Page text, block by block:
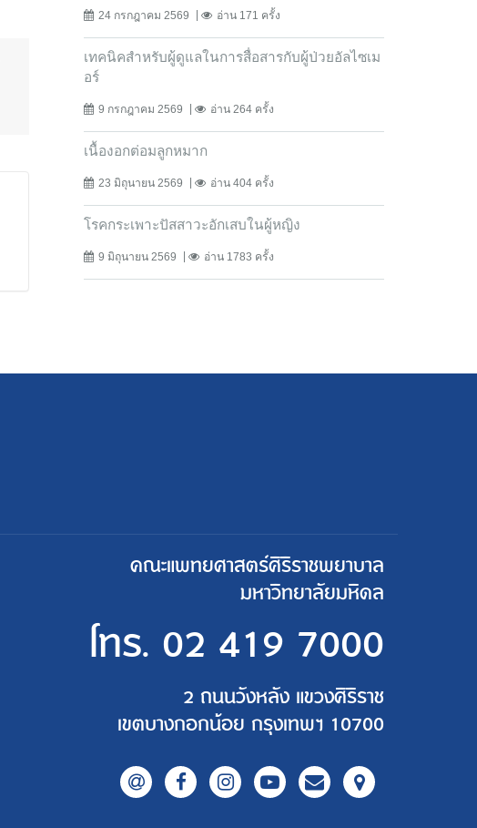
24 กรกฎาคม 2569 อ่าน 171 ครั้ง
เทคนิคสำหรับผู้ดูแลในการสื่อสารกับผู้ป่วยอัลไซเม
อร์
9 กรกฎาคม 2569 อ่าน 264 ครั้ง
เนื้องอกต่อมลูกหมาก
23 มิถุนายน 2569 อ่าน 404 ครั้ง
โรคกระเพาะปัสสาวะอักเสบในผู้หญิง
9 มิถุนายน 2569 อ่าน 1783 ครั้ง
คณะแพทยศาสตร์ศิริราชพยาบาล
มหาวิทยาลัยมหิดล
โทร. 02 419 7000
2 ถนนวังหลัง แขวงศิริราช
เขตบางกอกน้อย กรุงเทพฯ 10700